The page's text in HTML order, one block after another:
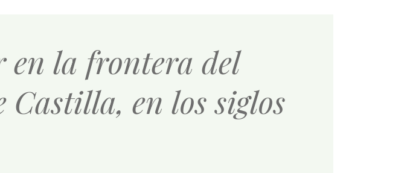
la frontera del
Castilla, en los siglos